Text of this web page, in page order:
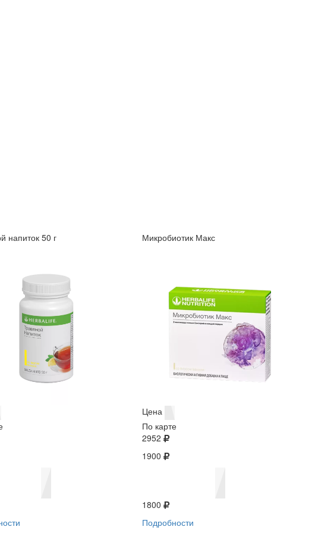
напиток 50 г
Микробиотик Макс
Цена
По карте
2952
1900
1800
Подробности